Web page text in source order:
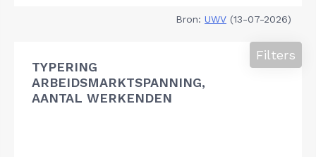
Bron: UWV (13-07-2026)
TYPERING
ARBEIDSMARKTSPANNING,
AANTAL WERKENDEN
Filters